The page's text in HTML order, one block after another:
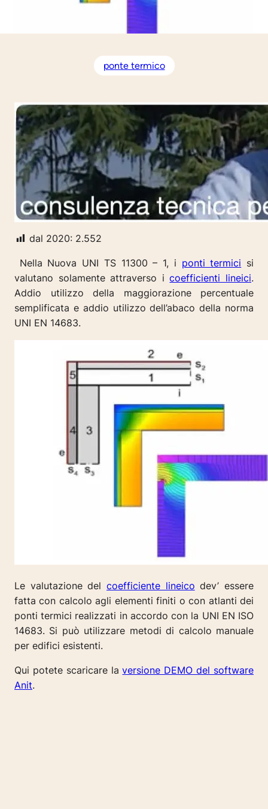
ponte termico
dal 2020: 2.552
Nella Nuova UNI TS 11300 – 1, i ponti termici si
valutano solamente attraverso icoefficienti lineici.
Addio utilizzo della maggiorazione percentuale
semplificata e addio utilizzo dell’abaco della norma
UNI EN 14683.
Le valutazione del coefficiente lineico dev’ essere
fatta con calcolo agli elementi finiti o con atlanti dei
ponti termici realizzati in accordo con la UNI EN ISO
14683. Si può utilizzare metodi di calcolo manuale
per edifici esistenti.
Qui potete scaricare laversione DEMO del software
Anit.